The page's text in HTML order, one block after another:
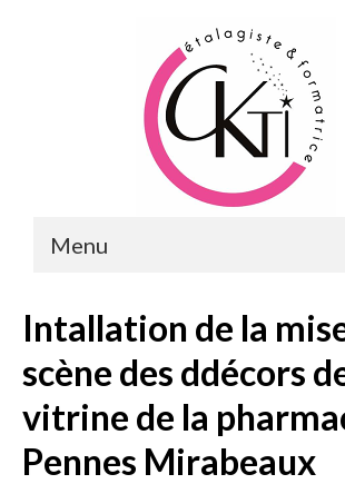
Menu
MERCHANDISING &
Intallation de la
scène des ddécors
vitrine de la
Pennes Mirabeaux